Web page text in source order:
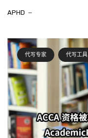
APHD
代写专家 代写工具